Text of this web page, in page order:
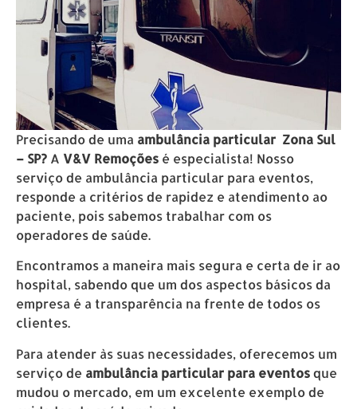
Precisando de uma ambulância particular Zona Sul
– SP? A V&V Remoções é especialista! Nosso
serviço de ambulância particular para eventos,
responde a critérios de rapidez e atendimento ao
paciente, pois sabemos trabalhar com os
operadores de saúde.
Encontramos a maneira mais segura e certa de ir ao
hospital, sabendo que um dos aspectos básicos da
empresa é a transparência na frente de todos os
clientes.
Para atender às suas necessidades, oferecemos um
serviço de ambulância particular para eventosque
mudou o mercado, em um excelente exemplo de